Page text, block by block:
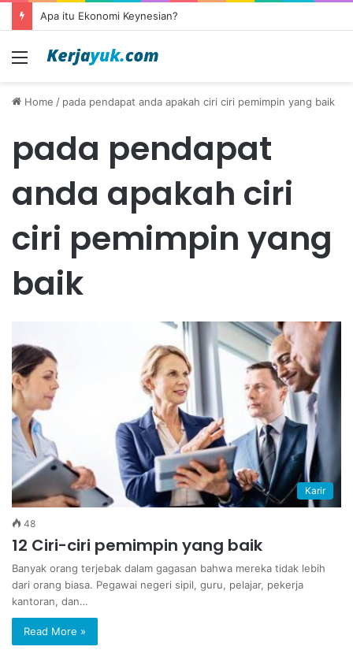
Apa itu Ekonomi Keynesian?
Menu
Home / pada pendapat anda apakah ciri ciri pemimpin yang baik
pada pendapat
anda apakah ciri
ciri pemimpin yang
baik
Karir
48
12 Ciri-ciri pemimpin yang baik
Banyak orang terjebak dalam gagasan bahwa mereka tidak lebih
dari orang biasa. Pegawai negeri sipil, guru, pelajar, pekerja
kantoran, dan…
Read More »